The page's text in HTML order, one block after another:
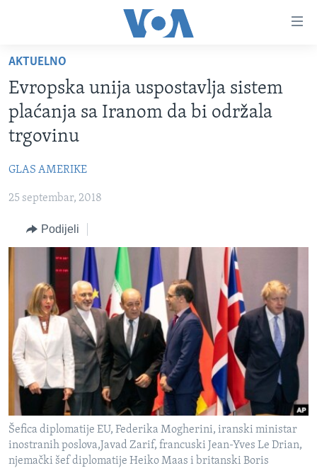
glavni
sadržaj
Pređi
na
glavnu
Idi
na
TV PROGRAM
VIDEO
FOTOGRAFIJE DANA
BOSNA I HERCEGOVINA
SVIJET
NAUKA I TEHNOLOGIJA
SPECIJALNI PROJEKTI
KORUPCIJA
SLOBODA MEDIJA
ŽENSKA STRANA
IZBJEGLIČKA STRANA
MAGAZIN
O GLASU AMERIKE
Learning English
PRATITE NAS
AKTUELNO
Evropska unija uspostavlja sistem
plaćanja sa Iranom da bi održala
trgovinu
GLAS AMERIKE
25 septembar, 2018
Podijeli
Šefica diplomatije EU, Federika Mogherini, iranski ministar
inostranih poslova,Javad Zarif, francuski Jean-Yves Le Drian,
njemački šef diplomatije Heiko Maas i britanski Boris